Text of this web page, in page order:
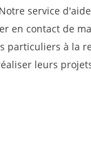
service
en contact de
particuliers à la
leurs